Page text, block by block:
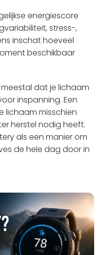
energiescore
stress-,
inschat hoeveel
beschikbaar
dat je lichaam
inspanning. Een
lichaam misschien
herstel nodig heeft.
als een manier om
de hele dag door in